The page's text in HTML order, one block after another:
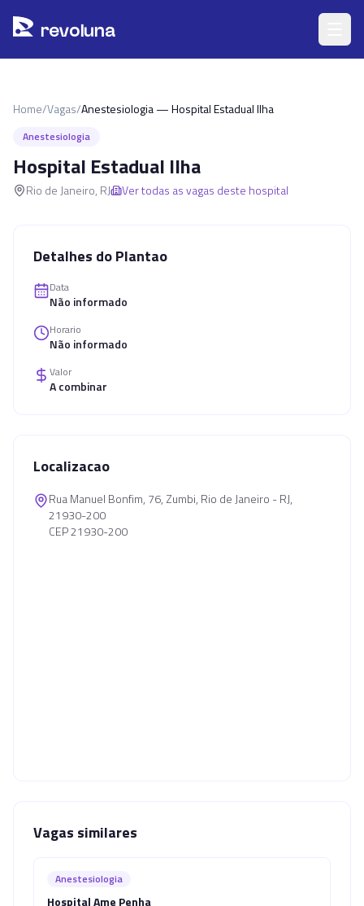
revoluna
Home/Vagas/Anestesiologia — Hospital Estadual Ilha
Anestesiologia
Hospital Estadual Ilha
Rio de Janeiro, RJ Ver todas as vagas deste hospital
Detalhes do Plantao
Data
Não informado
Horario
Não informado
Valor
A combinar
Localizacao
Rua Manuel Bonfim, 76, Zumbi, Rio de Janeiro - RJ,
21930-200
CEP 21930-200
Vagas similares
Anestesiologia
Hospital Ame Penha